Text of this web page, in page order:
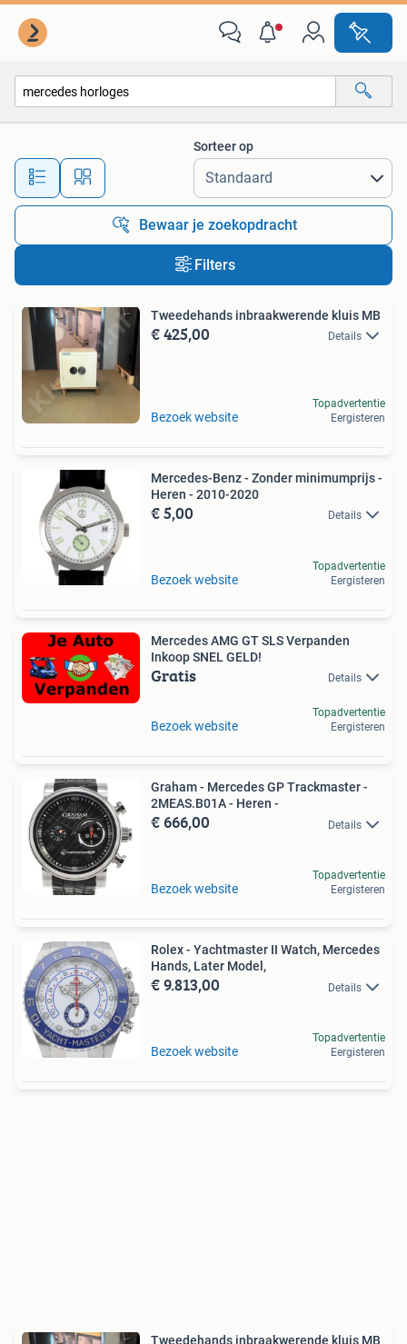
Alle afstanden…
Sorteer op
Bewaar je zoekopdracht
Filters
Tweedehands inbraakwerende kluis MB
€ 425,00 Details
Bezoek website
Topadvertentie
Eergisteren
Mercedes-Benz - Zonder minimumprijs -
Heren - 2010-2020
€ 5,00 Details
Bezoek website
Topadvertentie
Eergisteren
Mercedes AMG GT SLS Verpanden
Inkoop SNEL GELD!
Gratis Details
Bezoek website
Topadvertentie
Eergisteren
Graham - Mercedes GP Trackmaster -
2MEAS.B01A - Heren -
€ 666,00 Details
Bezoek website
Topadvertentie
Eergisteren
Rolex - Yachtmaster II Watch, Mercedes
Hands, Later Model,
€ 9.813,00 Details
Bezoek website
Topadvertentie
Eergisteren
Tweedehands inbraakwerende kluis MB